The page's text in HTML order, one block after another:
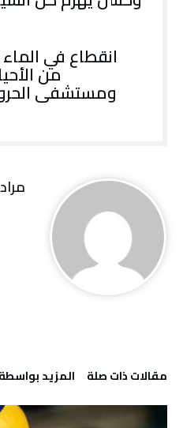
انقطاع في
ومستشفى
مراد‭ ‬ البرهومي
‫مقالات ذات صلة‬ ‫‫المزيد بواسطة‬ ‬ مراد‭ ‬ البرهومي